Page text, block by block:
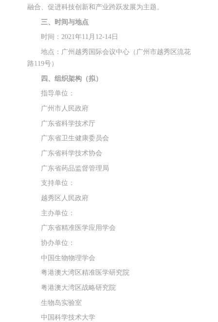
融合、促进科技创新和产业跨跃发展为主题。
三、时间与地点
时间：2021年11月12-14日
地点：广州越秀国际会议中心（广州市越秀区流花
路119号）
四、组织架构（拟）
指导单位：
广州市人民政府
广东省科学技术厅
广东省卫生健康委员会
广东省科学技术协会
广东省药品监督管理局
支持单位：
越秀区人民政府
主办单位：
广东省精准医学应用学会
协办单位：
中国生物物理学会
粤港澳大湾区精准医学研究院
粤港澳大湾区战略研究院
生物岛实验室
中国科学技术大学